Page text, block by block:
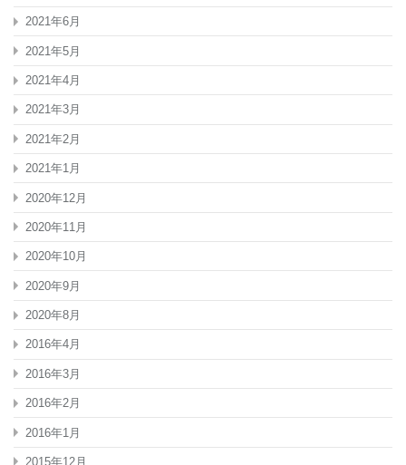
2021年6月
2021年5月
2021年4月
2021年3月
2021年2月
2021年1月
2020年12月
2020年11月
2020年10月
2020年9月
2020年8月
2016年4月
2016年3月
2016年2月
2016年1月
2015年12月